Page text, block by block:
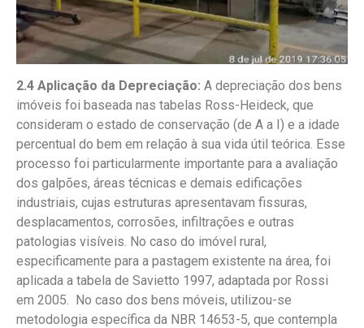
2.4 Aplicação da Depreciação: A depreciação dos bens
imóveis foi baseada nas tabelas Ross-Heideck, que
consideram o estado de conservação (de A a I) e a idade
percentual do bem em relação à sua vida útil teórica. Esse
processo foi particularmente importante para a avaliação
dos galpões, áreas técnicas e demais edificações
industriais, cujas estruturas apresentavam fissuras,
desplacamentos, corrosões, infiltrações e outras
patologias visíveis. No caso do imóvel rural,
especificamente para a pastagem existente na área, foi
aplicada a tabela de Savietto 1997, adaptada por Rossi
em 2005. No caso dos bens móveis, utilizou-se
metodologia específica da NBR 14653-5, que contempla